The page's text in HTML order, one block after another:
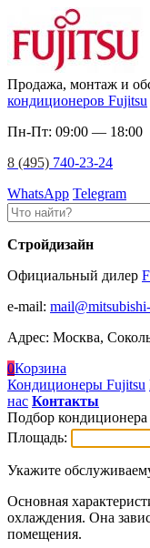
Продажа, монтаж и
кондиционеров Fujitsu
Пн-Пт: 09:00 — 18:00
8 (495) 740-23-24
WhatsApp Telegram
Стройдизайн
Официальный дилер
e-mail:
Адрес: Москва,
0Корзина
Кондиционеры Fujitsu
нас Контакты
Подбор кондиционера
Площадь:
Укажите
Основная
охлаждения. Она
помещения.